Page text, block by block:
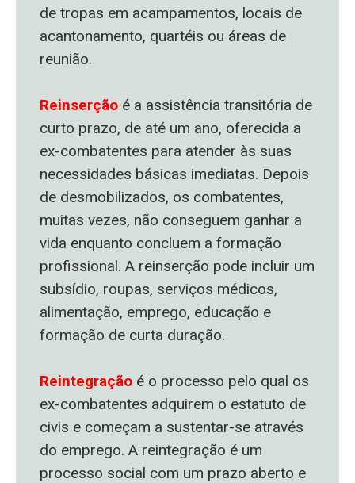
de tropas em acampamentos, locais de
acantonamento, quartéis ou áreas de
reunião.
Reinserção é a assistência transitória de
curto prazo, de até um ano, oferecida a
ex-combatentes para atender às suas
necessidades básicas imediatas. Depois
de desmobilizados, os combatentes,
muitas vezes, não conseguem ganhar a
vida enquanto concluem a formação
profissional. A reinserção pode incluir um
subsídio, roupas, serviços médicos,
alimentação, emprego, educação e
formação de curta duração.
Reintegração é o processo pelo qual os
ex-combatentes adquirem o estatuto de
civis e começam a sustentar-se através
do emprego. A reintegração é um
processo social com um prazo aberto e